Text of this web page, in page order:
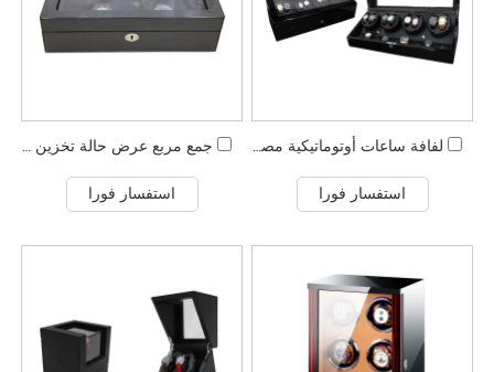
لفافة ساعات أوتوماتيكية مصنوعة من خشب مطلي باللون الأسود شديد اللمعان
استفسار فورا
جمع مربع عرض حالة تخزين الساعات السوداء الكلاسيكية
استفسار فورا